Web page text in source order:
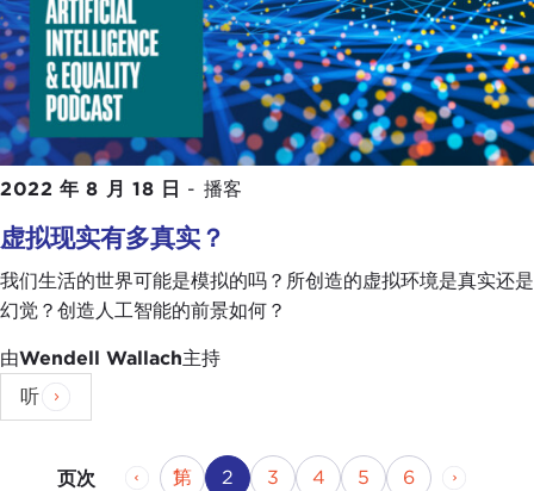
2022 年 8 月 18 日 - 播客
虚拟现实有多真实？
我们生活的世界可能是模拟的吗？所创造的虚拟环境是真实还是
幻觉？创造人工智能的前景如何？
由Wendell Wallach主持
听
页次 上一页 下一页
第 1页 当前页
2 页码
3 页码
4 页码
5 第
6页